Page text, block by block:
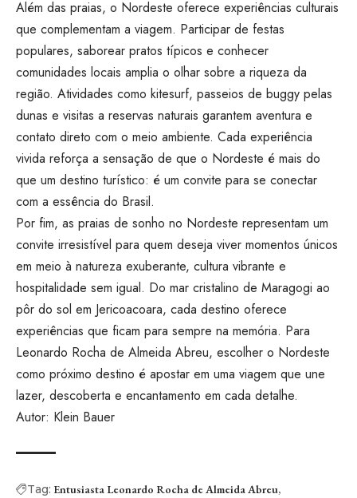
Além das praias, o Nordeste oferece experiências culturais
que complementam a viagem. Participar de festas
populares, saborear pratos típicos e conhecer
comunidades locais amplia o olhar sobre a riqueza da
região. Atividades como kitesurf, passeios de buggy pelas
dunas e visitas a reservas naturais garantem aventura e
contato direto com o meio ambiente. Cada experiência
vivida reforça a sensação de que o Nordeste é mais do
que um destino turístico: é um convite para se conectar
com a essência do Brasil.
Por fim, as praias de sonho no Nordeste representam um
convite irresistível para quem deseja viver momentos únicos
em meio à natureza exuberante, cultura vibrante e
hospitalidade sem igual. Do mar cristalino de Maragogi ao
pôr do sol em Jericoacoara, cada destino oferece
experiências que ficam para sempre na memória. Para
Leonardo Rocha de Almeida Abreu, escolher o Nordeste
como próximo destino é apostar em uma viagem que une
lazer, descoberta e encantamento em cada detalhe.
Autor: Klein Bauer
Tag: Entusiasta Leonardo Rocha de Almeida Abreu